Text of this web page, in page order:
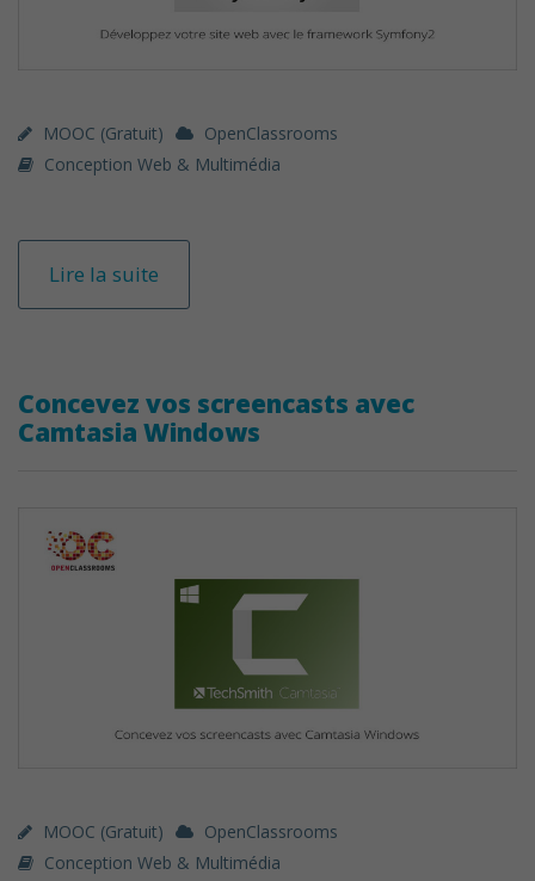
MOOC (gratuit)
OpenClassrooms
Conception Web & Multimédia
Lire la suite
Concevez vos screencasts avec
Camtasia Windows
MOOC (gratuit)
OpenClassrooms
Conception Web & Multimédia